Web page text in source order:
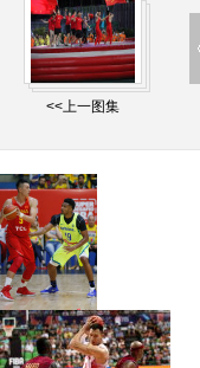
<<上一图集
[高清组图]男篮热身赛：中
国队频失误 不敌巴西